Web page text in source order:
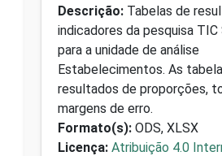
Descrição: Tabelas de
indicadores da pesquisa TIC
para a unidade de análise
Estabelecimentos. As
resultados de proporções,
margens de erro.
Formato(s): ODS, XLSX
Licença: Atribuição 4.0